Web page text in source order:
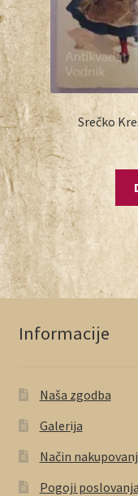
Srečko
Informacije
Naša zgodba
Galerija
Način
Pogoji poslovanja